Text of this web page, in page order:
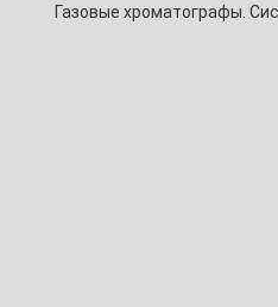
Газовые хроматографы.